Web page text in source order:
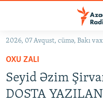
Əsas
qayıt
Əsas
naviqasiyaya
qayıt
#İZAHLA
KORRUPSIOMETR
2026, 07 Avqust, cümə, Bakı
OXU ZALI
Seyid Əzim
DOSTA